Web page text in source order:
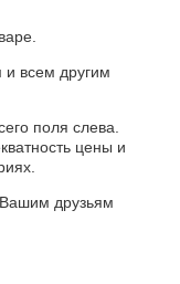
и всем другим
поля слева.
цены и
друзьям